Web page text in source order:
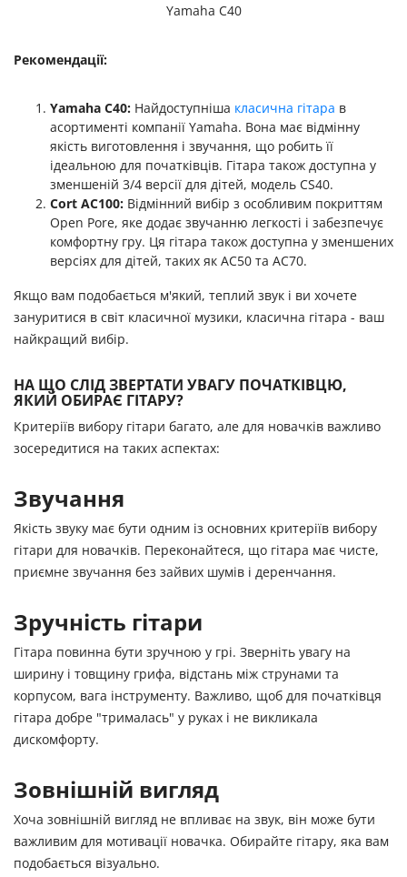
Yamaha C40
Рекомендації:
Yamaha C40: Найдоступніша класична гітара в
асортименті компанії Yamaha. Вона має відмінну
якість виготовлення і звучання, що робить її
ідеальною для початківців. Гітара також доступна у
зменшеній 3/4 версії для дітей, модель CS40.
Cort AC100: Відмінний вибір з особливим покриттям
Open Pore, яке додає звучанню легкості і забезпечує
комфортну гру. Ця гітара також доступна у зменшених
версіях для дітей, таких як AC50 та AC70.
Якщо вам подобається м'який, теплий звук і ви хочете
зануритися в світ класичної музики, класична гітара - ваш
найкращий вибір.
НА ЩО СЛІД ЗВЕРТАТИ УВАГУ ПОЧАТКІВЦЮ,
ЯКИЙ ОБИРАЄ ГІТАРУ?
Критеріїв вибору гітари багато, але для новачків важливо
зосередитися на таких аспектах:
Звучання
Якість звуку має бути одним із основних критеріїв вибору
гітари для новачків. Переконайтеся, що гітара має чисте,
приємне звучання без зайвих шумів і деренчання.
Зручність гітари
Гітара повинна бути зручною у грі. Зверніть увагу на
ширину і товщину грифа, відстань між струнами та
корпусом, вага інструменту. Важливо, щоб для початківця
гітара добре "трималась" у руках і не викликала
дискомфорту.
Зовнішній вигляд
Хоча зовнішній вигляд не впливає на звук, він може бути
важливим для мотивації новачка. Обирайте гітару, яка вам
подобається візуально.